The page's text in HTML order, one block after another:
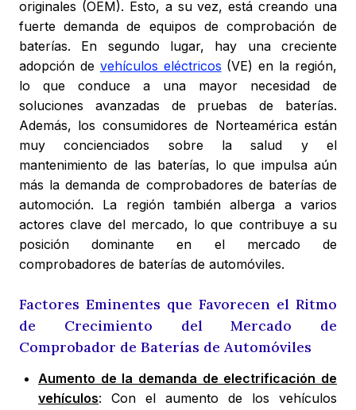
originales (OEM). Esto, a su vez, está creando una
fuerte demanda de equipos de comprobación de
baterías. En segundo lugar, hay una creciente
adopción de vehículos eléctricos (VE) en la región,
lo que conduce a una mayor necesidad de
soluciones avanzadas de pruebas de baterías.
Además, los consumidores de Norteamérica están
muy concienciados sobre la salud y el
mantenimiento de las baterías, lo que impulsa aún
más la demanda de comprobadores de baterías de
automoción. La región también alberga a varios
actores clave del mercado, lo que contribuye a su
posición dominante en el mercado de
comprobadores de baterías de automóviles.
Factores Eminentes que Favorecen el Ritmo
de Crecimiento del Mercado de
Comprobador de Baterías de Automóviles
Aumento de la demanda de electrificación de
vehículos: Con el aumento de los vehículos